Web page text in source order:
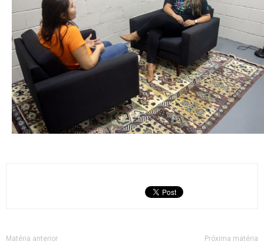
Matéria anterior Próxima matéria